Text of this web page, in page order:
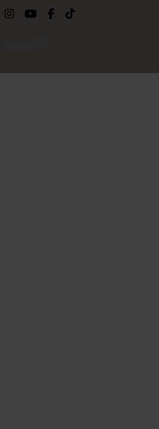
Link a instagram
Link a youtube
Link a facebook
Link a ticktok